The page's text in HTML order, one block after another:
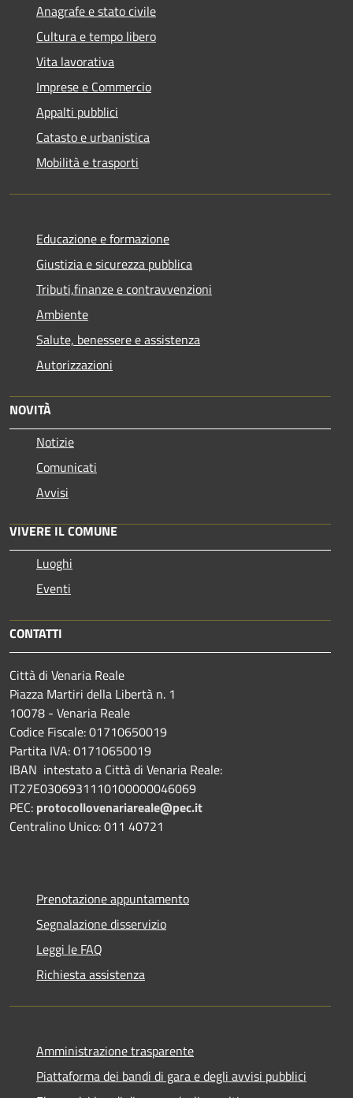
Anagrafe e stato civile
Cultura e tempo libero
Vita lavorativa
Imprese e Commercio
Appalti pubblici
Catasto e urbanistica
Mobilità e trasporti
Educazione e formazione
Giustizia e sicurezza pubblica
Tributi,finanze e contravvenzioni
Ambiente
Salute, benessere e assistenza
Autorizzazioni
NOVITÀ
Notizie
Comunicati
Avvisi
VIVERE IL COMUNE
Luoghi
Eventi
CONTATTI
Città di Venaria Reale
Piazza Martiri della Libertà n. 1
10078 - Venaria Reale
Codice Fiscale: 01710650019
Partita IVA: 01710650019
IBAN intestato a Città di Venaria Reale:
IT27E0306931110100000046069
PEC: protocollovenariareale@pec.it
Centralino Unico: 011 40721
Prenotazione appuntamento
Segnalazione disservizio
Leggi le FAQ
Richiesta assistenza
Amministrazione trasparente
Piattaforma dei bandi di gara e degli avvisi pubblici